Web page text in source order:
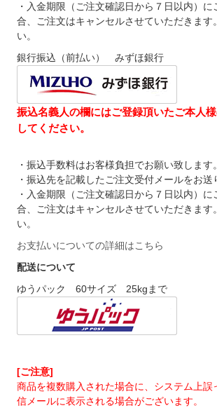
・入金期限（ご注文確認日から７日以内）
合、ご注文はキャンセルさせていただきます
い。
銀行振込（前払い） みずほ銀行
振込名義人の欄にはご登録頂いたご本人
してください。
・振込手数料はお客様負担でお願い致します。
・振込先を記載したご注文受付メールをお送
・入金期限（ご注文確認日から７日以内）
合、ご注文はキャンセルさせていただきます
い。
お支払いについての詳細はこちら
配送について
ゆうパック 60サイズ 25kgまで
[ご注意]
商品を複数購入された場合に、システム上誤
信メールに表示される場合がございます。